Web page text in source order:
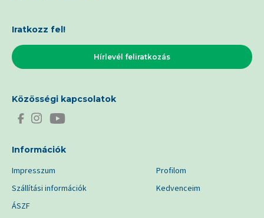
Információk
Impresszum
Szállítási információk
ÁSZF
Profilom
Kedvenceim
Iratkozz fel!
Hírlevél feliratkozás
Közösségi kapcsolatok